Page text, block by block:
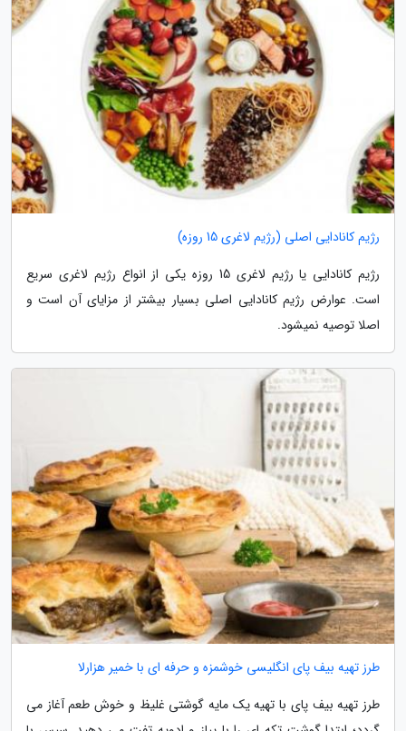
رژیم کانادایی اصلی (رژیم لاغری 15 روزه)
رژیم کانادایی یا رژیم لاغری 15 روزه یکی از انواع رژیم لاغری سریع
است. عوارض رژیم کانادایی اصلی بسیار بیشتر از مزایای آن است و
اصلا توصیه نمیشود.
طرز تهیه بیف پای انگلیسی خوشمزه و حرفه ای با خمیر هزارلا
طرز تهیه بیف پای با تهیه یک مایه گوشتی غلیظ و خوش طعم آغاز می